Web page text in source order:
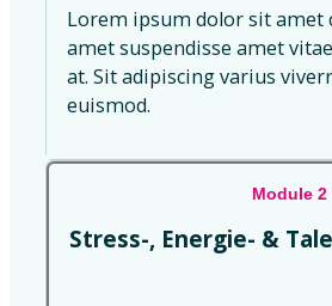
Lorem ipsum dolor sit amet
amet suspendisse amet
at. Sit adipiscing varius
euismod.
Module 2
Stress-, Energie- &